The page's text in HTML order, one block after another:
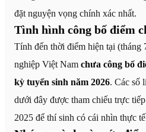
đặt nguyện vọng chính xác nhất.
Tình hình công bố điểm
Tính đến thời điểm hiện tại
nghiệp Việt Nam chưa công bố
kỳ tuyển sinh năm 2026. Các số
dưới đây được tham chiếu trực
2025 để thí sinh có cái nhìn thực